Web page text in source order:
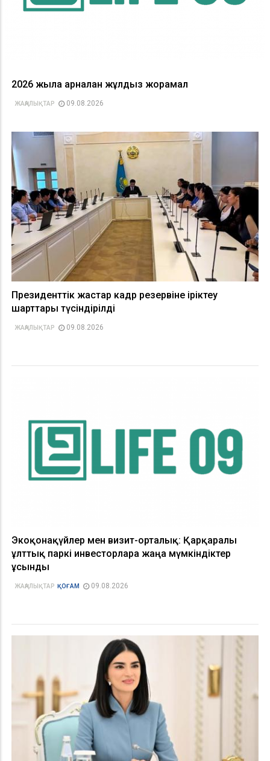
2026 жылға арналған жұлдыз жорамал
ЖАҢАЛЫҚТАР 09.08.2026
Президенттік жастар кадр резервіне іріктеу
шарттары түсіндірілді
ЖАҢАЛЫҚТАР 09.08.2026
Экоқонақүйлер мен визит-орталық: Қарқаралы
ұлттық паркі инвесторларға жаңа мүмкіндіктер
ұсынды
ЖАҢАЛЫҚТАР ҚОҒАМ 09.08.2026